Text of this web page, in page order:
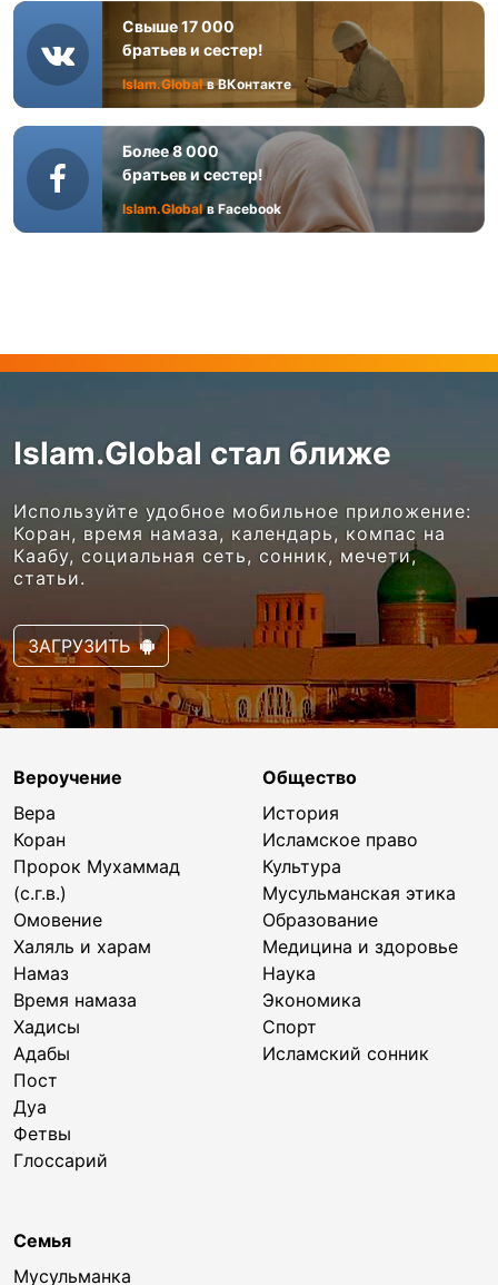
Свыше 17 000
братьев и сестер!
Islam.Global в ВКонтакте
Более 8 000
братьев и сестер!
Islam.Global в Facebook
Islam.Global стал ближе
Используйте удобное мобильное приложение:
Коран, время намаза, календарь, компас на
Каабу, социальная сеть, сонник, мечети,
статьи.
ЗАГРУЗИТЬ
Вероучение
Вера
Коран
Пророк Мухаммад
(с.г.в.)
Омовение
Халяль и харам
Намаз
Время намаза
Хадисы
Адабы
Пост
Дуа
Фетвы
Глоссарий
Общество
История
Исламское право
Культура
Мусульманская этика
Образование
Медицина и здоровье
Наука
Экономика
Спорт
Исламский сонник
Семья
Мусульманка